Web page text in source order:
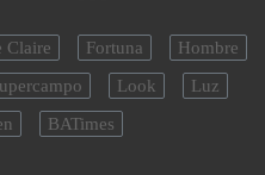
Claire Fortuna
Hombre
Look
Luz
BATimes